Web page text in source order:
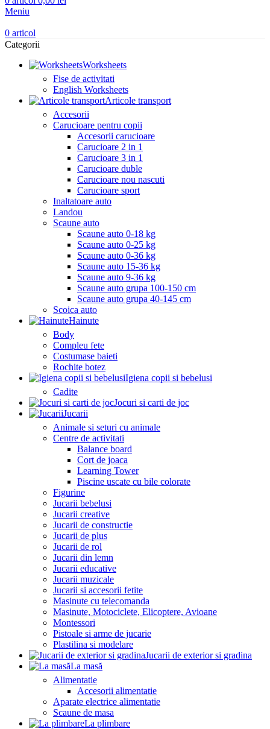
Meniu
0 articol
Categorii
Worksheets
Fise de activitati
English Worksheets
Articole transport
Accesorii
Carucioare pentru copii
Accesorii carucioare
Carucioare 2 in 1
Carucioare 3 in 1
Carucioare duble
Carucioare nou nascuti
Carucioare sport
Inaltatoare auto
Landou
Scaune auto
Scaune auto 0-18 kg
Scaune auto 0-25 kg
Scaune auto 0-36 kg
Scaune auto 15-36 kg
Scaune auto 9-36 kg
Scaune auto grupa 100-150 cm
Scaune auto grupa 40-145 cm
Scoica auto
Hainute
Body
Compleu fete
Costumase baieti
Rochite botez
Igiena copii si bebelusi
Cadite
Jocuri si carti de joc
Jucarii
Animale si seturi cu animale
Centre de activitati
Balance board
Cort de joaca
Learning Tower
Piscine uscate cu bile colorate
Figurine
Jucarii bebelusi
Jucarii creative
Jucarii de constructie
Jucarii de plus
Jucarii de rol
Jucarii din lemn
Jucarii educative
Jucarii muzicale
Jucarii si accesorii fetite
Masinute cu telecomanda
Masinute, Motociclete, Elicoptere, Avioane
Montessori
Pistoale si arme de jucarie
Plastilina si modelare
Jucarii de exterior si gradina
La masă
Alimentatie
Accesorii alimentatie
Aparate electrice alimentatie
Scaune de masa
La plimbare